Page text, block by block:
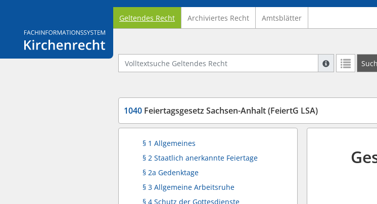
Logo Fachinformationssystem Kirchenrecht
Geltendes Recht Archiviertes Recht Amtsblätter
Volltextsuche Geltendes Recht
Suche mit
1040 Feiertagsgesetz Sachsen-Anhalt (FeiertG LSA)
§ 1 Allgemeines
§ 2 Staatlich anerkannte Feiertage
§ 2a Gedenktage
§ 3 Allgemeine Arbeitsruhe
§ 4 Schutz der Gottesdienste